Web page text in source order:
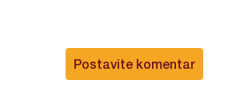
Postavite komentar